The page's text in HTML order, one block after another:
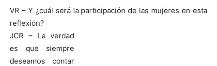
VR – Y ¿cuál será la participación de las mujeres en esta
reflexión?
JCR – La verdad
es que siempre
deseamos contar